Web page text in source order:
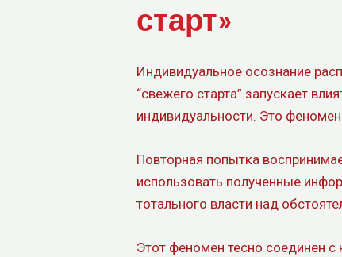
старт»
Индивидуальное осознание
“свежего старта” запускает
индивидуальности. Это феномен
Повторная попытка
использовать полученные
тотального власти над
Этот феномен тесно соединен с